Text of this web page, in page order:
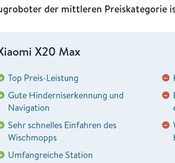
der mittleren Preiskategorie
X20 Max
Top Preis-Leistung
Gute Hinderniserkennung und
Navigation
Sehr schnelles Einfahren des
Wischmopps
Umfangreiche Station
−
−
−